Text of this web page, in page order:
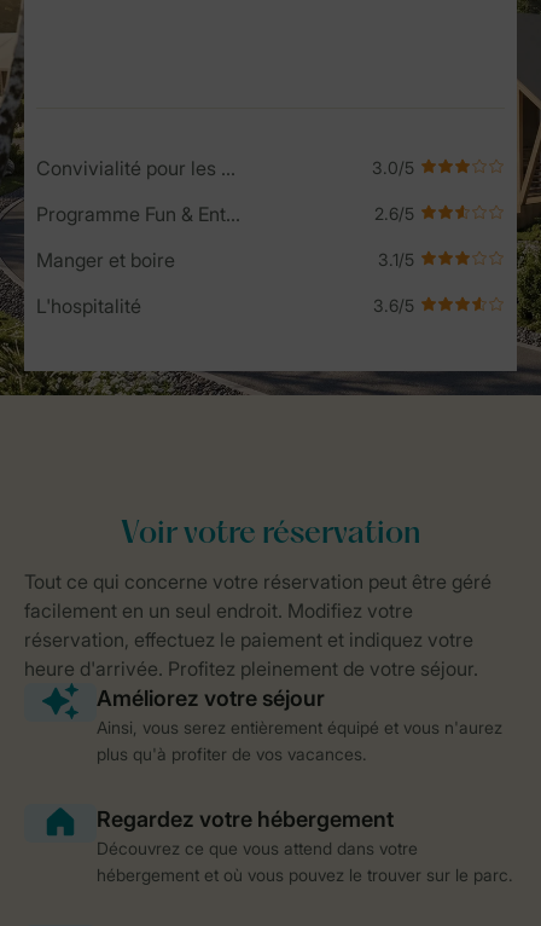
Convivialité pour les enfants
Programme Fun & Entertainment
Manger et boire
L'hospitalité
Ainsi, vous serez entièrement équipé et vous n'aurez
plus qu'à profiter de vos vacances.
Découvrez ce que vous attend dans votre
hébergement et où vous pouvez le trouver sur le parc.